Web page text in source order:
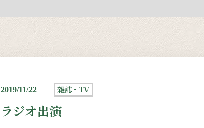
2019/11/22 雑誌・TV
ラジオ出演